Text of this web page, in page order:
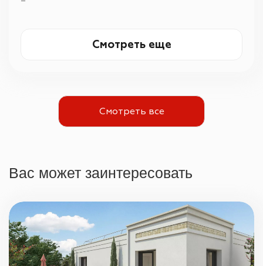
Смотреть еще
Смотреть все
Вас может заинтересовать